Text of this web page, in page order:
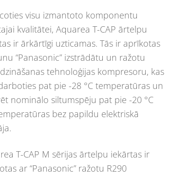
visu izmantoto komponentu
kvalitātei, Aquarea T-CAP ārtelpu
ir ārkārtīgi uzticamas. Tās ir aprīkotas
“Panasonic” izstrādātu un ražotu
tehnoloģijas kompresoru, kas
pat pie -28 °C temperatūras un
nominālo siltumspēju pat pie -20 °C
bez papildu elektriskā
T-CAP M sērijas ārtelpu iekārtas ir
ar “Panasonic” ražotu R290